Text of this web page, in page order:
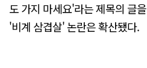
도 가지 마세요'라는 제목의 글
'비계 삼겹살' 논란은 확산됐다.